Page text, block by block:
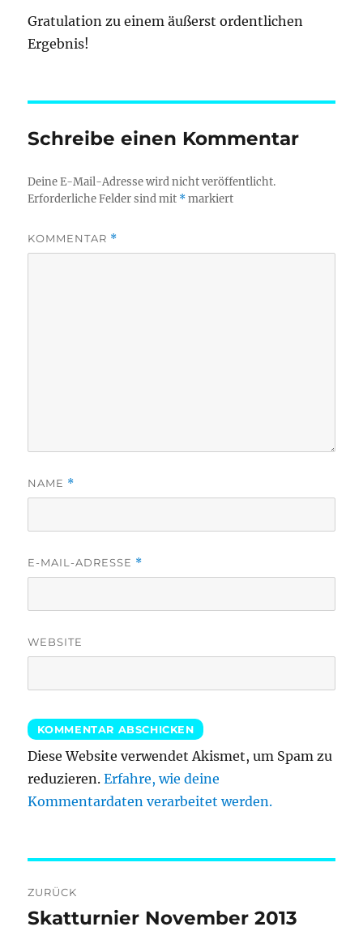
Gratulation zu einem äußerst ordentlichen
Ergebnis!
Schreibe einen Kommentar
Deine E-Mail-Adresse wird nicht veröffentlicht.
Erforderliche Felder sind mit *markiert
KOMMENTAR *
NAME *
E-MAIL-ADRESSE *
WEBSITE
Diese Website verwendet Akismet, um Spam zu
reduzieren.Erfahre, wie deine
Kommentardaten verarbeitet werden.
ZURÜCK
Vorheriger
Skatturnier November 2013